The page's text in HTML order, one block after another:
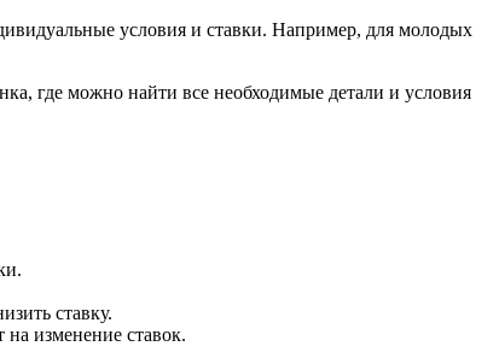
условия и ставки. Например, для молодых
где можно найти все необходимые детали и условия
ставку.
изменение ставок.